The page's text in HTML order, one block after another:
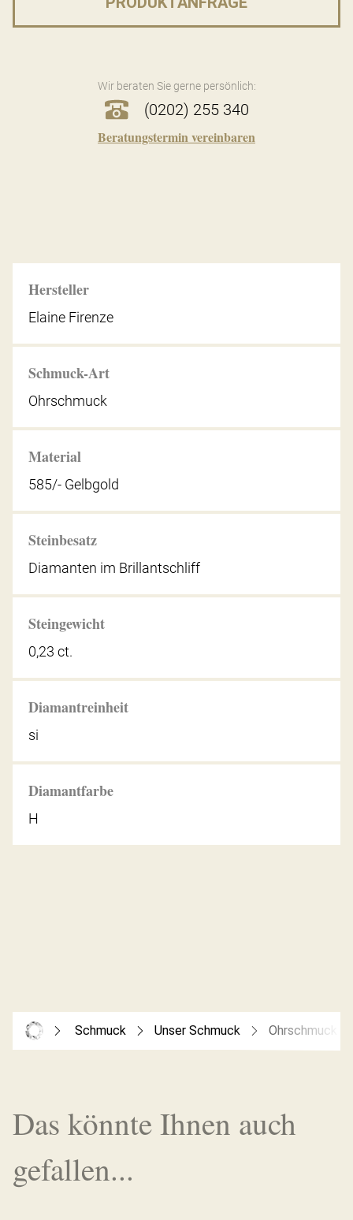
Wir beraten Sie gerne persönlich:
(0202) 255 340
Beratungstermin vereinbaren
Hersteller
Elaine Firenze
Schmuck-Art
Ohrschmuck
Material
585/- Gelbgold
Steinbesatz
Diamanten im Brillantschliff
Steingewicht
0,23 ct.
Diamantreinheit
si
Diamantfarbe
H
Schmuck Unser Schmuck Ohrschmuck
Das könnte Ihnen auch
gefallen...